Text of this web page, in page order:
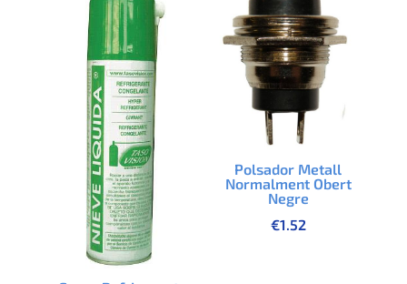
Polsador Metall
Normalment Obert
Negre
€1.52